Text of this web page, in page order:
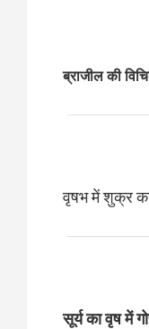
ब्राजील की
वृषभ में शुक्र
सूर्य का वृष में